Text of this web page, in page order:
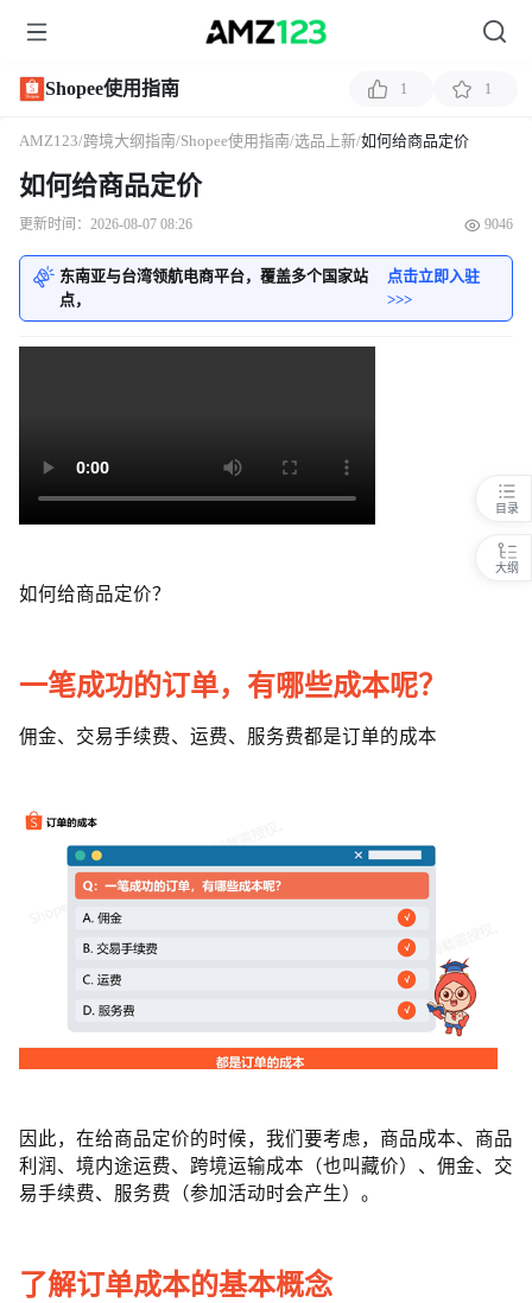
Shopee使用指南 1 1
AMZ123/跨境大纲指南/Shopee使用指南/选品上新/如何给商品定价
如何给商品定价
更新时间：2026-08-07 08:26 9046
东南亚与台湾领航电商平台，覆盖多个国家站
点，
点击立即入驻
>>>
如何给商品定价？
一笔成功的订单，有哪些成本呢？
佣金、交易手续费、运费、服务费都是订单的成本
因此，在给商品定价的时候，我们要考虑，商品成本、商品
利润、境内途运费、跨境运输成本（也叫藏价）、佣金、交
易手续费、服务费（参加活动时会产生）。
了解订单成本的基本概念
目录
大纲